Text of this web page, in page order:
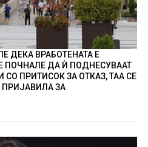
ДЕКА ВРАБОТЕНАТА Е
ПОЧНАЛЕ ДА Ѝ ПОДНЕСУВААТ
ПРИТИСОК ЗА ОТКАЗ, ТАА СЕ
ПРИЈАВИЛА ЗА